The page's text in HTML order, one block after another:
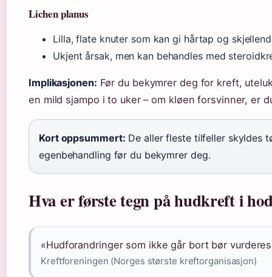
Lichen planus
Lilla, flate knuter som kan gi hårtap og
Ukjent årsak, men kan behandles med
Implikasjonen: Før du bekymrer deg for kreft,
en mild sjampo i to uker – om kløen forsvinner, er
Kort oppsummert: De aller fleste tilfeller skyldes
egenbehandling før du bekymrer deg.
Hva er første tegn på hudkreft i
«Hudforandringer som ikke går bort bør
Kreftforeningen (Norges største kreftorganisasjon)